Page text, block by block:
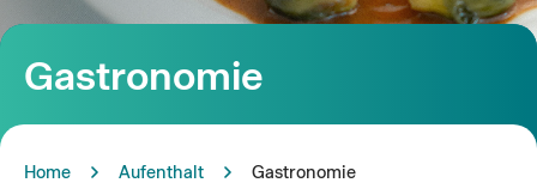
Gastronomie
Home Aufenthalt Gastronomie